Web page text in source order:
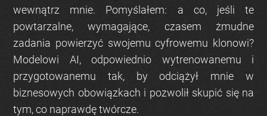
wewnątrz mnie. Pomyślałem: a co, jeśli te
powtarzalne, wymagające, czasem żmudne
zadania powierzyć swojemu cyfrowemu klonowi?
Modelowi AI, odpowiednio wytrenowanemu i
przygotowanemu tak, by odciążył mnie w
biznesowych obowiązkach i pozwolił skupić się na
tym, co naprawdę twórcze.